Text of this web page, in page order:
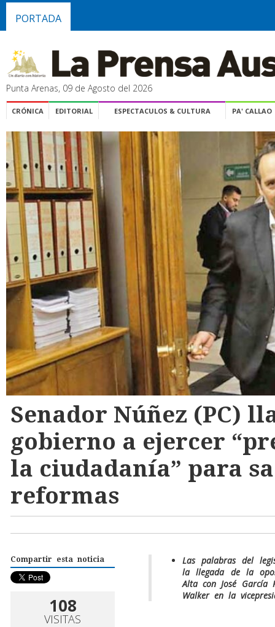
PORTADA
Punta Arenas, 09 de Agosto del 2026
CRÓNICA EDITORIAL ESPECTACULOS & CULTURA PA' CALLAO
Senador Núñez (PC)
gobierno a ejercer
la ciudadanía” para
reformas
Compartir esta noticia
108
VISITAS
Las palabras del
la llegada de la
Alta con José García
Walker en la